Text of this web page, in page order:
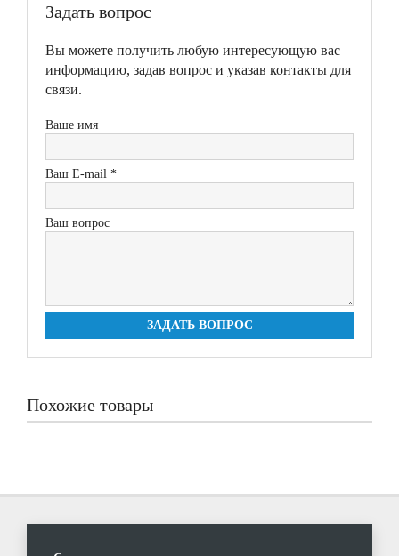
Задать вопрос
Вы можете получить любую интересующую вас
информацию, задав вопрос и указав контакты для
связи.
Ваше имя
Ваш E-mail *
Ваш вопрос
ЗАДАТЬ ВОПРОС
Похожие товары